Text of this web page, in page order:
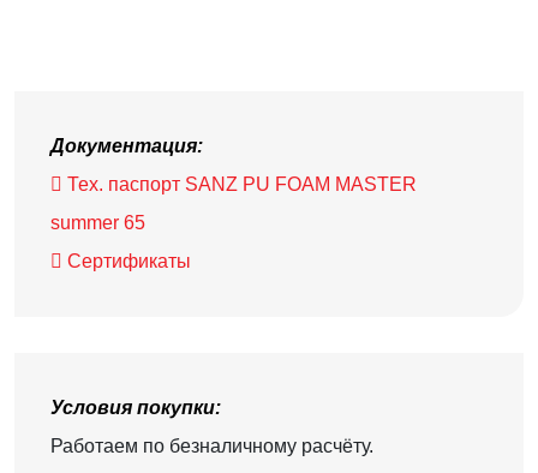
Документация:
Тех. паспорт SANZ PU FOAM MASTER
summer 65
Сертификаты
Условия покупки:
Работаем по безналичному расчёту.